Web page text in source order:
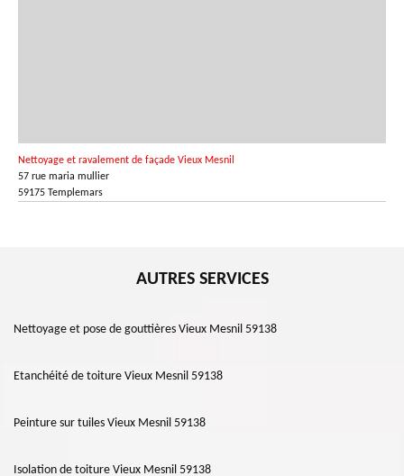
Nettoyage et ravalement de façade Vieux Mesnil
57 rue maria mullier
59175 Templemars
AUTRES SERVICES
Nettoyage et pose de gouttières Vieux Mesnil 59138
Etanchéité de toiture Vieux Mesnil 59138
Peinture sur tuiles Vieux Mesnil 59138
Isolation de toiture Vieux Mesnil 59138